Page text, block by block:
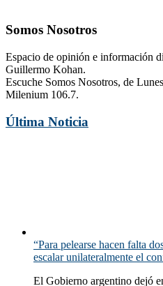
Somos Nosotros
Espacio de opinión e información
Guillermo Kohan.
Escuche Somos Nosotros, de
Milenium 106.7.
Última Noticia
“Para pelearse hacen falta
escalar unilateralmente el
El Gobierno argentino dejó